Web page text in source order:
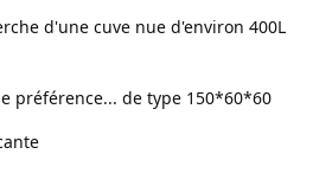
d'une cuve nue d'environ 400L
préférence... de type 150*60*60